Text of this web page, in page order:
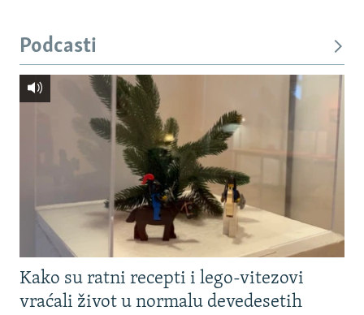
Podcasti
Kako su ratni recepti i lego-vitezovi
vraćali život u normalu devedesetih